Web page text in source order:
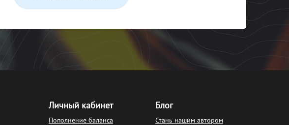
Личный кабинет
Пополнение баланса
Блог
Стань нашим автором